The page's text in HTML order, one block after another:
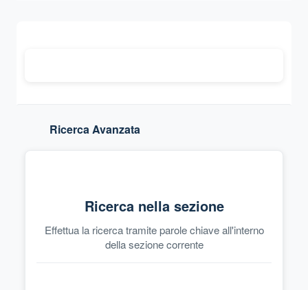
Ricerca Avanzata
Ricerca nella sezione
Effettua la ricerca tramite parole chiave all'interno
della sezione corrente